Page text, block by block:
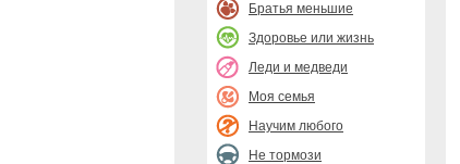
Братья меньшие
Здоровье или жизнь
Леди и медведи
Моя семья
Научим любого
Не тормози